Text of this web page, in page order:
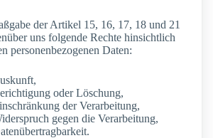
der Artikel 15, 16, 17, 18 und 21
uns folgende Rechte hinsichtlich
personenbezogenen Daten:
oder Löschung,
der Verarbeitung,
gegen die Verarbeitung,